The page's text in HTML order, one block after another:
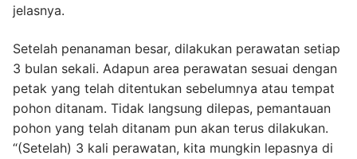
jelasnya.
Setelah penanaman besar, dilakukan perawatan setiap
3 bulan sekali. Adapun area perawatan sesuai dengan
petak yang telah ditentukan sebelumnya atau tempat
pohon ditanam. Tidak langsung dilepas, pemantauan
pohon yang telah ditanam pun akan terus dilakukan.
“(Setelah) 3 kali perawatan, kita mungkin lepasnya di